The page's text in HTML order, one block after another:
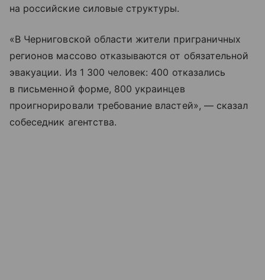
на российские силовые структуры.
«В Черниговской области жители приграничных
регионов массово отказываются от обязательной
эвакуации. Из 1 300 человек: 400 отказались
в письменной форме, 800 украинцев
проигнорировали требование властей», — сказал
собеседник агентства.